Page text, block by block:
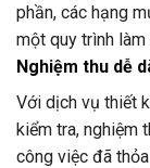
phần, các hạng
một quy trình
Nghiệm thu dễ
Với dịch vụ thiết
kiểm tra, nghiệm
công việc đã